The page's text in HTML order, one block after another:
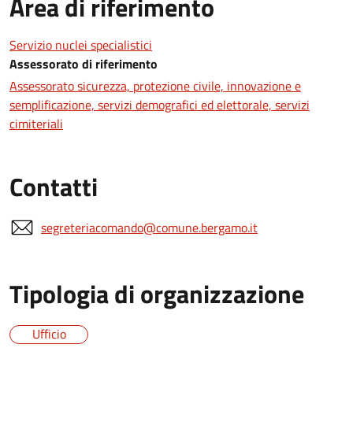
Servizio nuclei specialistici
Assessorato di riferimento
Assessorato sicurezza, protezione civile, innovazione e
semplificazione, servizi demografici ed elettorale, servizi
cimiteriali
Contatti
segreteriacomando@comune.bergamo.it
Tipologia di organizzazione
Ufficio